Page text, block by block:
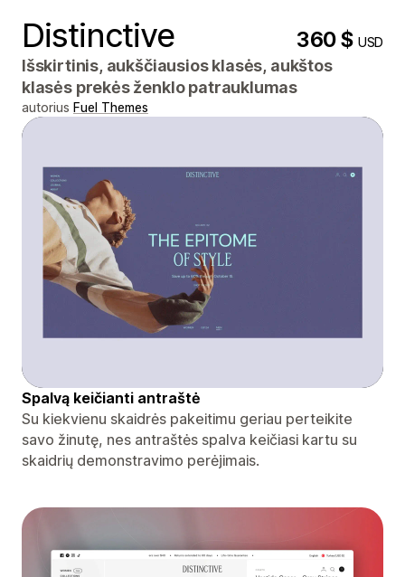
Distinctive 360 $USD
Išskirtinis, aukščiausios klasės, aukštos
klasės prekės ženklo patrauklumas
autorius Fuel Themes
Spalvą keičianti antraštė
Su kiekvienu skaidrės pakeitimu geriau perteikite
savo žinutę, nes antraštės spalva keičiasi kartu su
skaidrių demonstravimo perėjimais.